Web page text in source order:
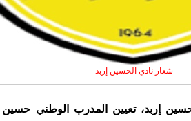
شعار نادي الحسين إربد
إربد، تعيين المدرب الوطني حسين